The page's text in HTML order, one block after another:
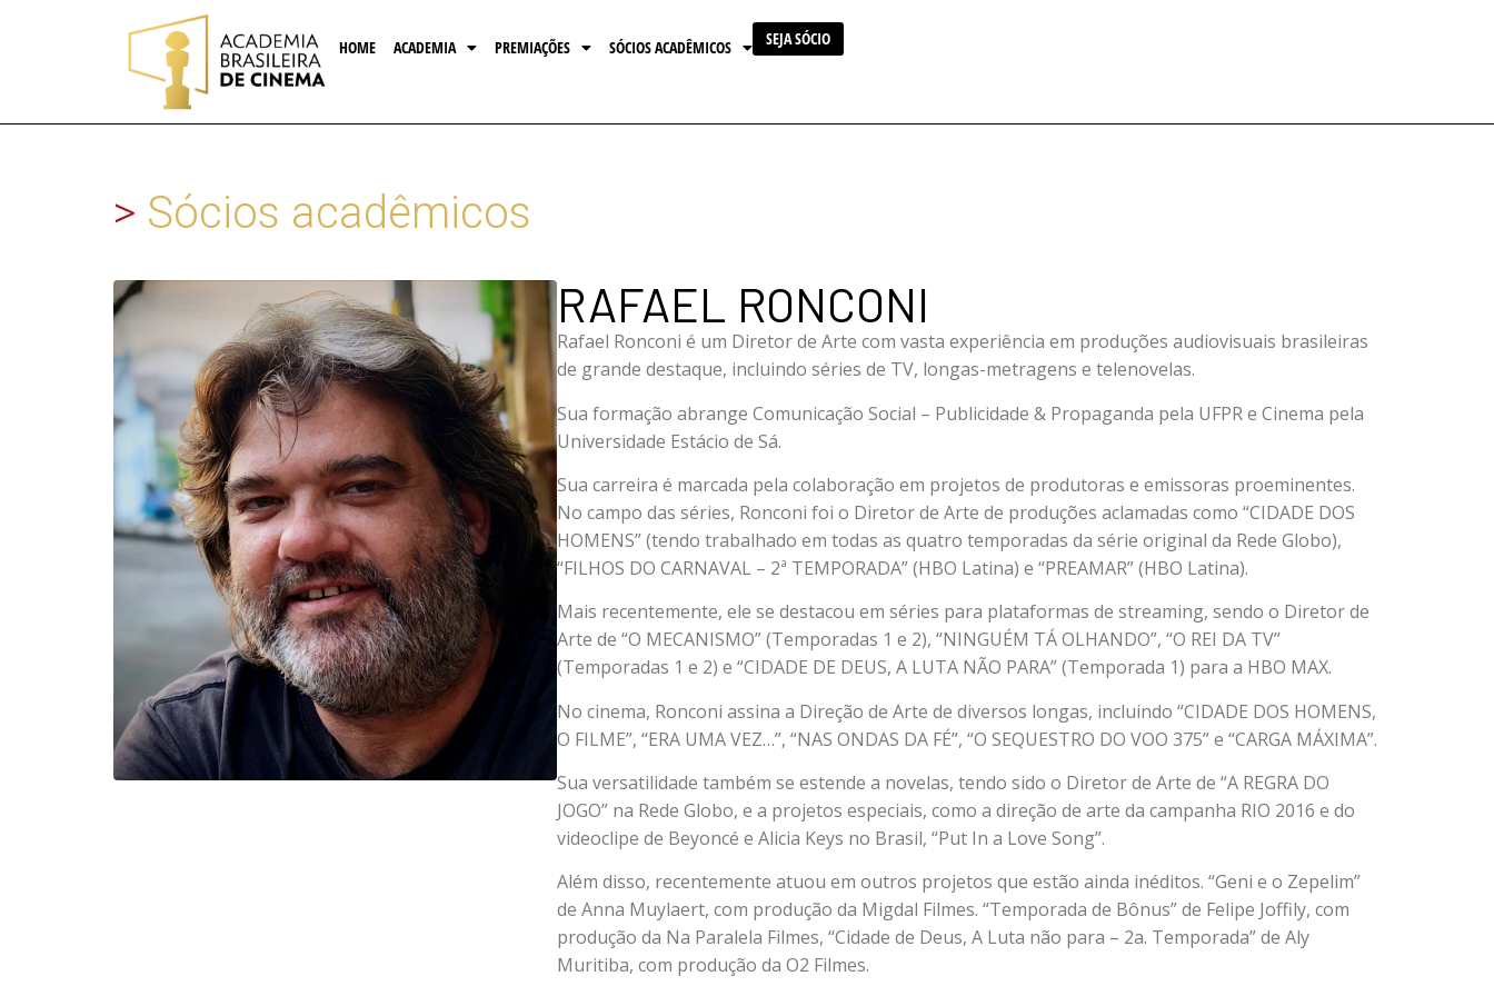
HOME ACADEMIA PREMIAÇÕES SÓCIOS ACADÊMICOS SEJA SÓCIO
> Sócios acadêmicos
RAFAEL RONCONI
Rafael Ronconi é um Diretor de Arte com vasta experiência em produções audiovisuais brasileiras
de grande destaque, incluindo séries de TV, longas-metragens e telenovelas.
Sua formação abrange Comunicação Social – Publicidade & Propaganda pela UFPR e Cinema pela
Universidade Estácio de Sá.
Sua carreira é marcada pela colaboração em projetos de produtoras e emissoras proeminentes.
No campo das séries, Ronconi foi o Diretor de Arte de produções aclamadas como “CIDADE DOS
HOMENS” (tendo trabalhado em todas as quatro temporadas da série original da Rede Globo),
“FILHOS DO CARNAVAL – 2ª TEMPORADA” (HBO Latina) e “PREAMAR” (HBO Latina).
Mais recentemente, ele se destacou em séries para plataformas de streaming, sendo o Diretor de
Arte de “O MECANISMO” (Temporadas 1 e 2), “NINGUÉM TÁ OLHANDO”, “O REI DA TV”
(Temporadas 1 e 2) e “CIDADE DE DEUS, A LUTA NÃO PARA” (Temporada 1) para a HBO MAX.
No cinema, Ronconi assina a Direção de Arte de diversos longas, incluindo “CIDADE DOS HOMENS,
O FILME”, “ERA UMA VEZ…”, “NAS ONDAS DA FÉ”, “O SEQUESTRO DO VOO 375” e “CARGA MÁXIMA”.
Sua versatilidade também se estende a novelas, tendo sido o Diretor de Arte de “A REGRA DO
JOGO” na Rede Globo, e a projetos especiais, como a direção de arte da campanha RIO 2016 e do
videoclipe de Beyoncé e Alicia Keys no Brasil, “Put In a Love Song”.
Além disso, recentemente atuou em outros projetos que estão ainda inéditos. “Geni e o Zepelim”
de Anna Muylaert, com produção da Migdal Filmes. “Temporada de Bônus” de Felipe Joffily, com
produção da Na Paralela Filmes, “Cidade de Deus, A Luta não para – 2a. Temporada” de Aly
Muritiba, com produção da O2 Filmes.